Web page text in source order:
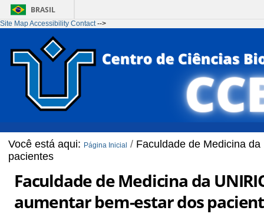
BRASIL
Ir para o conteúdo
Site MapAccessibility Contact-->
Você está aqui: Página Inicial / Faculdade de Medicina
pacientes
Faculdade de Medicina da
aumentar bem-estar dos